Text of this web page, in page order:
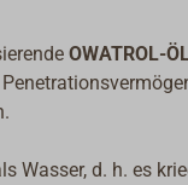
OWATROL-
Wasser, d. h. es